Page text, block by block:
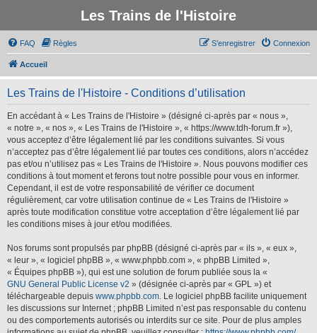
Les Trains de l'Histoire
FAQ Règles Connexion
S’enregistrer
Accueil
Les Trains de l'Histoire - Conditions d’utilisation
En accédant à « Les Trains de l'Histoire » (désigné ci-après par « nous »,
« notre », « nos », « Les Trains de l'Histoire », « https://www.tdh-forum.fr »),
vous acceptez d’être légalement lié par les conditions suivantes. Si vous
n’acceptez pas d’être légalement lié par toutes ces conditions, alors n’accédez
pas et/ou n’utilisez pas « Les Trains de l'Histoire ». Nous pouvons modifier ces
conditions à tout moment et ferons tout notre possible pour vous en informer.
Cependant, il est de votre responsabilité de vérifier ce document
régulièrement, car votre utilisation continue de « Les Trains de l'Histoire »
après toute modification constitue votre acceptation d’être légalement lié par
les conditions mises à jour et/ou modifiées.
Nos forums sont propulsés par phpBB (désigné ci-après par « ils », « eux »,
« leur », « logiciel phpBB », « www.phpbb.com », « phpBB Limited »,
« Équipes phpBB »), qui est une solution de forum publiée sous la «
GNU General Public License v2 » (désignée ci-après par « GPL ») et
téléchargeable depuis www.phpbb.com. Le logiciel phpBB facilite uniquement
les discussions sur Internet ; phpBB Limited n’est pas responsable du contenu
ou des comportements autorisés ou interdits sur ce site. Pour de plus amples